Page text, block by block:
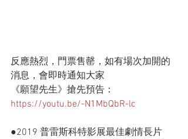
反應熱烈，門票售罄，如有場次加開的
消息，會即時通知大家
《願望先生》搶先預告：
https://youtu.be/-N1MbQbR-lc
●2019 普雷斯科特影展最佳劇情長片